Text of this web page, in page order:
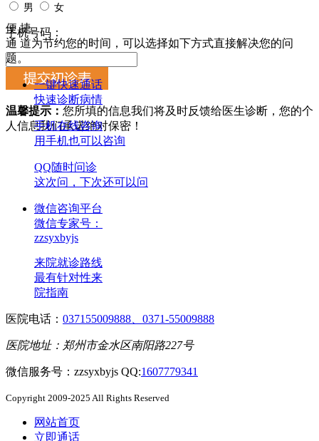
男 女
手机号码：
温馨提示： 您所填的信息我们将及时反馈给医生诊断，您的个
人信息我们承诺绝对保密！
便 捷
通 道为节约您的时间，可以选择如下方式直接解决您的问
题。
一键快速通话
快速诊断病情
手机在线咨询
用手机也可以咨询
QQ随时问诊
这次问，下次还可以问
微信咨询平台
微信专家号：
zzsyxbyjs
来院就诊路线
最有针对性来
院指南
医院电话： 037155009888、0371-55009888
医院地址：郑州市金水区南阳路227号
微信服务号：zzsyxbyjs QQ:1607779341
Copyright 2009-2025 All Rights Reserved
网站首页
立即通话